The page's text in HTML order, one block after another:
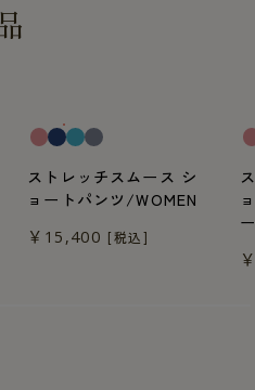
ストレッチスムース シ
ョートパンツ/WOMEN
￥15,400 [税込]